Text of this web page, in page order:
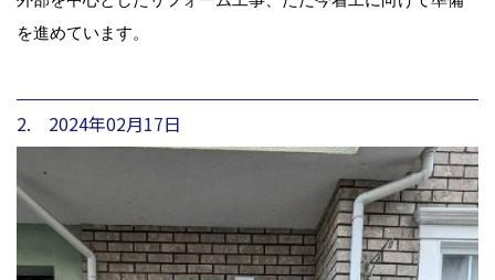
を進めています。
2. 2024年02月17日